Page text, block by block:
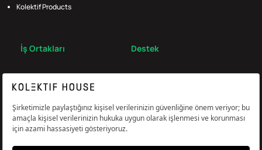
Kolektif Products
İş Ortakları Destek